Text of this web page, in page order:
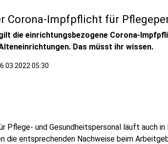
Corona-Impfpflicht für
die einrichtungsbezogene Corona-
Das müsst ihr wissen.
05:30
Pflege- und Gesundheitspersonal läuft auch in
die entsprechenden Nachweise beim